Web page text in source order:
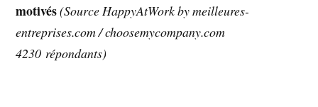
motivés(Source HappyAtWork by meilleures-
entreprises.com / choosemycompany.com
4230 répondants)